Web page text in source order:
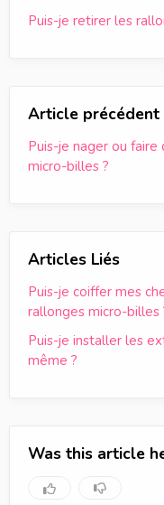
Puis-je retirer les
Article précédent
Puis-je nager ou
micro-billes ?
Articles Liés
Puis-je coiffer mes
rallonges micro-billes
Puis-je installer les
même ?
Was this article